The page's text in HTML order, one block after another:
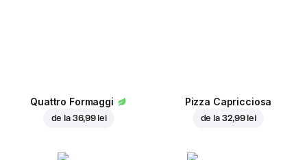
Quattro Formaggi
de la 36,99 lei
Pizza Capricciosa
de la 32,99 lei